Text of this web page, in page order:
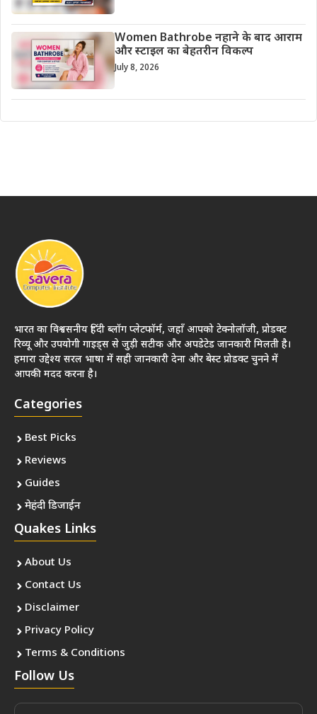
Women Bathrobe नहाने के बाद आराम
और स्टाइल का बेहतरीन विकल्प
July 8, 2026
भारत का विश्वसनीय हिंदी ब्लॉग प्लेटफॉर्म, जहाँ आपको टेक्नोलॉजी, प्रोडक्ट
रिव्यू और उपयोगी गाइड्स से जुड़ी सटीक और अपडेटेड जानकारी मिलती है।
हमारा उद्देश्य सरल भाषा में सही जानकारी देना और बेस्ट प्रोडक्ट चुनने में
आपकी मदद करना है।
Categories
Best Picks
Reviews
Guides
मेहंदी डिजाईन
Quakes Links
About Us
Contact Us
Disclaimer
Privacy Policy
Terms & Conditions
Follow Us